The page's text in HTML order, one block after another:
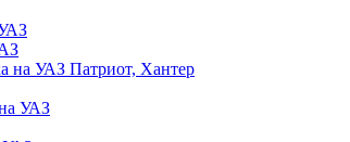
на УАЗ Патриот, Хантер
УАЗ